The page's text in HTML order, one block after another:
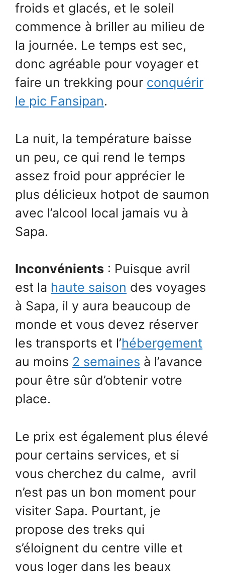
froids et glacés, et le soleil
commence à briller au milieu de
la journée. Le temps est sec,
donc agréable pour voyager et
faire un trekking pour conquérir
le pic Fansipan.
La nuit, la température baisse
un peu, ce qui rend le temps
assez froid pour apprécier le
plus délicieux hotpot de saumon
avec l’alcool local jamais vu à
Sapa.
Inconvénients : Puisque avril
est la haute saison des voyages
à Sapa, il y aura beaucoup de
monde et vous devez réserver
les transports et l’hébergement
au moins 2 semaines à l’avance
pour être sûr d’obtenir votre
place.
Le prix est également plus élevé
pour certains services, et si
vous cherchez du calme, avril
n’est pas un bon moment pour
visiter Sapa. Pourtant, je
propose des treks qui
s’éloignent du centre ville et
vous loger dans les beaux